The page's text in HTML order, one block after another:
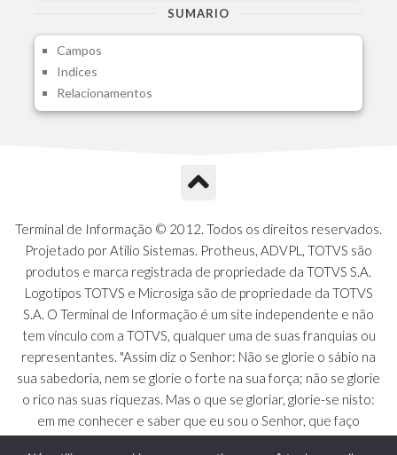
A1H - Itens Tabela Classif.Rec.Desp.
A1J - Itens Aglutinadores Visao
A1N - Tipos de Card
A1O - Cards Dashboard
A1P - Tipos de Charts
A1S - Notificacoes do Vendedor
A1U - Intermediadores
A1V - Schemas - Gestao de Vendas
A1W - Campos do Schema
A1X - CFDI Complemento Carta Porte
A1Y - Carta Porte - Localizacoes
A1Z - Carta Porte - Operadores
A20 - Nota Explicativa - PCO
A21 - FONTES FINANC.PPA
A22 - Itens Fontes Financ.PPA
A23 - Inflacao para metas anuais
A24 - PIB Estadual para metas anuais
SUMARIO
Campos
Indices
Relacionamentos
Terminal de Informação © 2012. Todos os direitos reservados.
Projetado por Atilio Sistemas. Protheus, ADVPL, TOTVS são
produtos e marca registrada de propriedade da TOTVS S.A.
Logotipos TOTVS e Microsiga são de propriedade da TOTVS
S.A. O Terminal de Informação é um site independente e não
tem vínculo com a TOTVS, qualquer uma de suas franquias ou
representantes. "Assim diz o Senhor: Não se glorie o sábio na
sua sabedoria, nem se glorie o forte na sua força; não se glorie
o rico nas suas riquezas. Mas o que se gloriar, glorie-se nisto:
em me conhecer e saber que eu sou o Senhor, que faço